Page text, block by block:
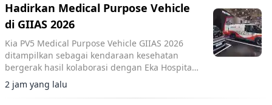
Hadirkan Medical Purpose Vehicle
di GIIAS 2026
Kia PV5 Medical Purpose Vehicle GIIAS 2026
ditampilkan sebagai kendaraan kesehatan
bergerak hasil kolaborasi dengan Eka Hospital
dan mitra lainnya.
2 jam yang lalu